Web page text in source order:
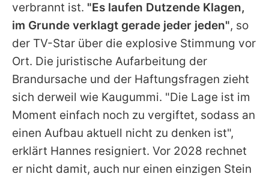
verbrannt ist. "Es laufen Dutzende Klagen,
im Grunde verklagt gerade jeder jeden", so
der TV-Star über die explosive Stimmung vor
Ort. Die juristische Aufarbeitung der
Brandursache und der Haftungsfragen zieht
sich derweil wie Kaugummi. "Die Lage ist im
Moment einfach noch zu vergiftet, sodass an
einen Aufbau aktuell nicht zu denken ist",
erklärt Hannes resigniert. Vor 2028 rechnet
er nicht damit, auch nur einen einzigen Stein